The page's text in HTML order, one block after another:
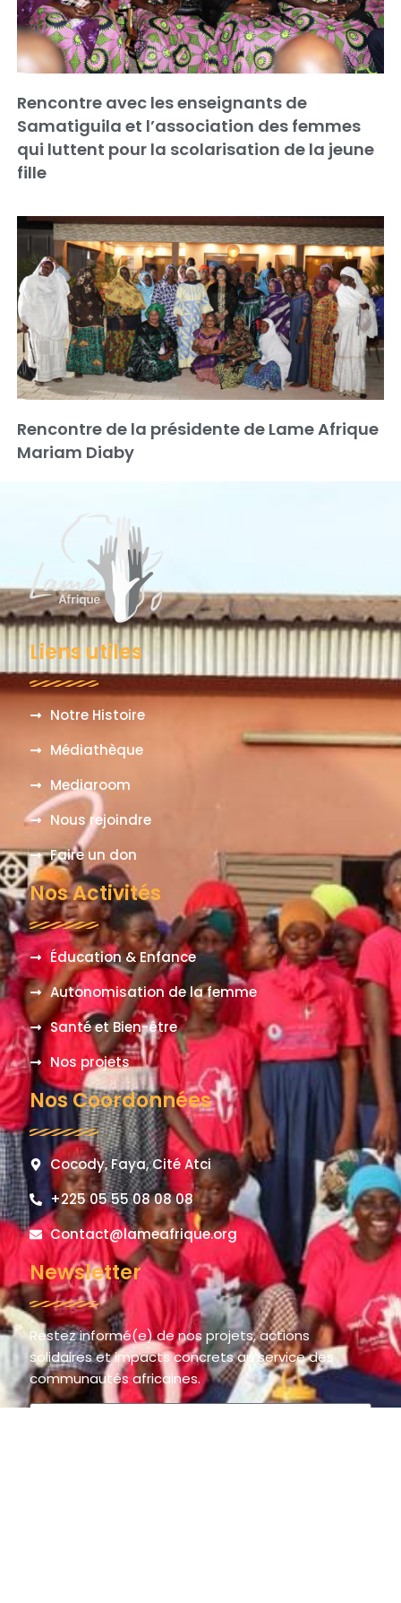
Rencontre avec les enseignants de
Samatiguila et l’association des femmes
qui luttent pour la scolarisation de la jeune
fille
Rencontre de la présidente de Lame Afrique
Mariam Diaby
Liens utiles
Notre Histoire
Médiathèque
Mediaroom
Nous rejoindre
Faire un don
Nos Activités
Éducation & Enfance
Autonomisation de la femme
Santé et Bien-être
Nos projets
Nos Coordonnées
Cocody, Faya, Cité Atci
+225 05 55 08 08 08
Contact@lameafrique.org
Newsletter
Restez informé(e) de nos projets, actions
solidaires et impacts concrets au service des
communautés africaines.